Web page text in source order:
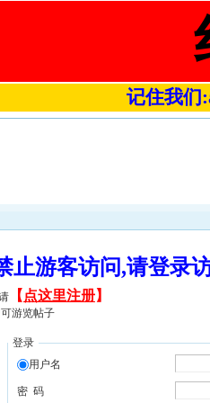
记住我们
止游客访问,请登
【 点这里注册】
游览帖子
登录
用户名
密 码